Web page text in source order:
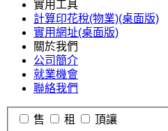
實用工具
計算印花稅(物業)(桌面版)
實用網址(桌面版)
關於我們
公司簡介
就業機會
聯絡我們
售 租 頂讓